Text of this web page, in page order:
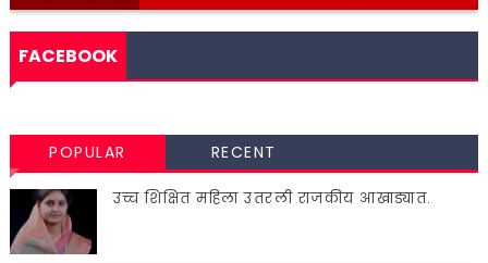
FACEBOOK
POPULAR RECENT
उच्च शिक्षित महिला उतरली राजकीय आखाड्यात.